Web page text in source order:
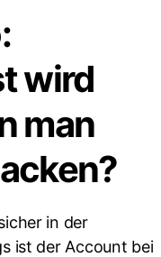
wird
man
in der
ist der Account bei